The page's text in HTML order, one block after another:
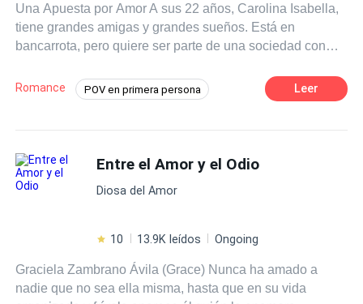
Una Apuesta por Amor A sus 22 años, Carolina Isabella,
tiene grandes amigas y grandes sueños. Está en
bancarrota, pero quiere ser parte de una sociedad con
cafetería, en un giro inesperado del destino, sus amigas
le hacen una propuesta, tiene que ganar una apuesta,
noche de pasión ella se interesa por el chico, pero sabe
que tiene que ganar esa apuesta. Axel David, es un chico
de 28 años muy entusiasta, que el día que le pide
con otro, pero que quiere estar con los dos, pero él se
podrá cobrar esa herencia que su padre le ha prometido.
Dolido se va a otra ciudad donde conoce a una linda
Romance POV en primera persona Leer
Entre el Amor y el Odio
Diosa del Amor
10 13.9K leídos Ongoing
Graciela Zambrano Ávila (Grace) Nunca ha amado a
nadie que no sea ella misma, hasta que en su vida